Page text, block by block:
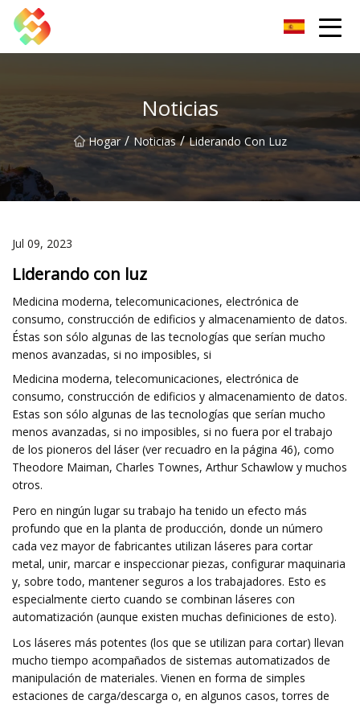
Noticias
Hogar / Noticias / Liderando Con Luz
Jul 09, 2023
Liderando con luz
Medicina moderna, telecomunicaciones, electrónica de
consumo, construcción de edificios y almacenamiento de datos.
Éstas son sólo algunas de las tecnologías que serían mucho
menos avanzadas, si no imposibles, si
Medicina moderna, telecomunicaciones, electrónica de
consumo, construcción de edificios y almacenamiento de datos.
Estas son sólo algunas de las tecnologías que serían mucho
menos avanzadas, si no imposibles, si no fuera por el trabajo
de los pioneros del láser (ver recuadro en la página 46), como
Theodore Maiman, Charles Townes, Arthur Schawlow y muchos
otros.
Pero en ningún lugar su trabajo ha tenido un efecto más
profundo que en la planta de producción, donde un número
cada vez mayor de fabricantes utilizan láseres para cortar
metal, unir, marcar e inspeccionar piezas, configurar maquinaria
y, sobre todo, mantener seguros a los trabajadores. Esto es
especialmente cierto cuando se combinan láseres con
automatización (aunque existen muchas definiciones de esto).
Los láseres más potentes (los que se utilizan para cortar) llevan
mucho tiempo acompañados de sistemas automatizados de
manipulación de materiales. Vienen en forma de simples
estaciones de carga/descarga o, en algunos casos, torres de